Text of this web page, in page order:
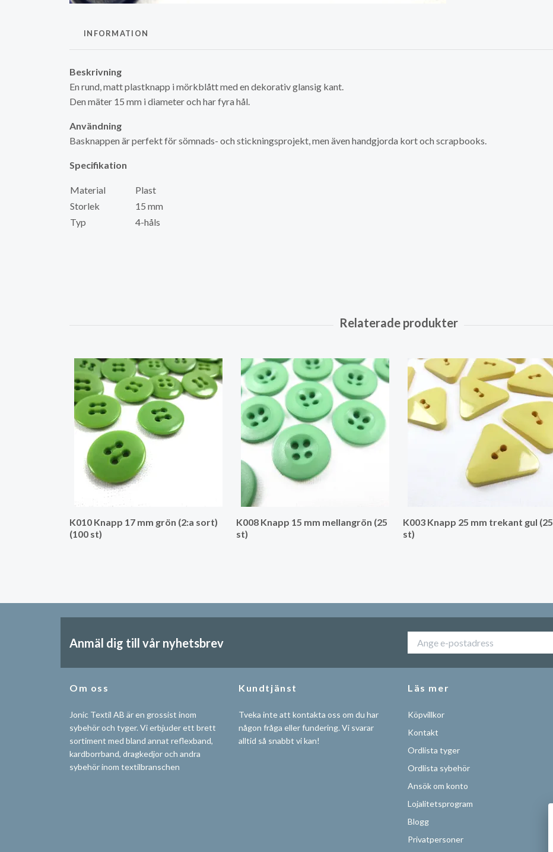
INFORMATION
Beskrivning
En rund, matt plastknapp i mörkblått med en dekorativ glansig kant.
Den mäter 15 mm i diameter och har fyra hål.
Användning
Basknappen är perfekt för sömnads- och stickningsprojekt, men även handgjorda kort och scrapbooks.
Specifikation
Material
Plast
Storlek
15 mm
Typ
4-håls
K010 Knapp 17 mm grön (2:a sort)
(100 st)
K008 Knapp 15 mm mellangrön (25
st)
K003 Knapp 25 mm trekant gul (25
st)
Anmäl dig till vår nyhetsbrev
Om oss
Jonic Textil AB är en grossist inom
sybehör och tyger. Vi erbjuder ett brett
sortiment med bland annat reflexband,
kardborrband, dragkedjor och andra
sybehör inom textilbranschen
Kundtjänst
Tveka inte att kontakta oss om du har
någon fråga eller fundering. Vi svarar
alltid så snabbt vi kan!
Läs mer
Köpvillkor
Kontakt
Ordlista tyger
Ordlista sybehör
Ansök om konto
Lojalitetsprogram
Blogg
Privatpersoner